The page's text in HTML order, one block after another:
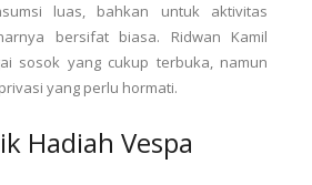
luas, bahkan untuk aktivitas
bersifat biasa. Ridwan Kamil
sosok yang cukup terbuka, namun
yang perlu hormati.
Hadiah Vespa